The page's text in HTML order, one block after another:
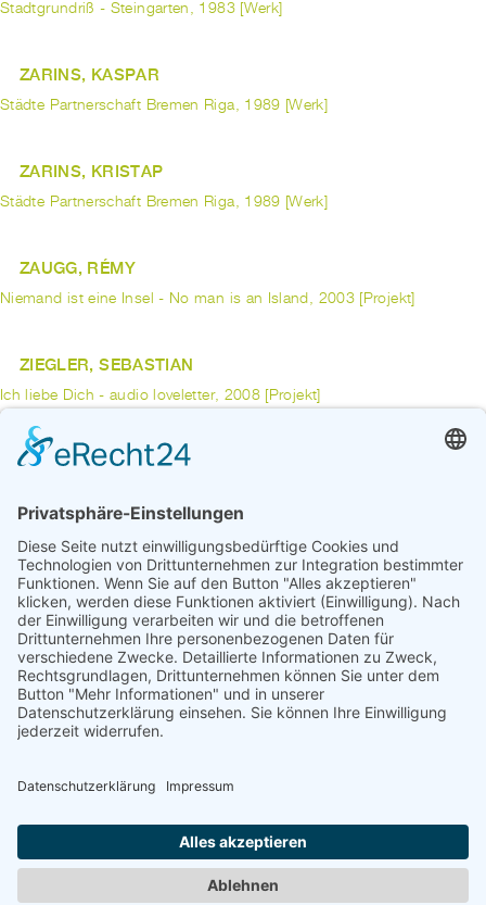
Stadtgrundriß - Steingarten, 1983 [Werk]
ZARINS, KASPAR
Städte Partnerschaft Bremen Riga, 1989 [Werk]
ZARINS, KRISTAP
Städte Partnerschaft Bremen Riga, 1989 [Werk]
ZAUGG, RÉMY
Niemand ist eine Insel - No man is an Island, 2003 [Projekt]
ZIEGLER, SEBASTIAN
Ich liebe Dich - audio loveletter, 2008 [Projekt]
ZÖLLNER, MARTHA
ZZOT, KÜNSTLERGRUPPE
ExR-Brücken-projekt, 1989 [Projekt]
vorherige
1
...
8
9
10
13
16